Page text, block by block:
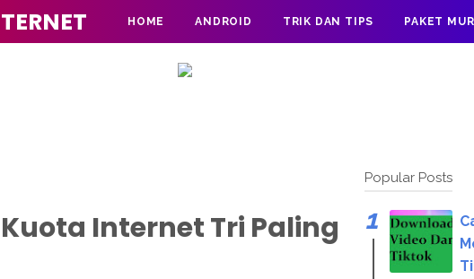
HOME ANDROID TRIK DAN TIPS PAKET
Internet Tri Paling
Popular Posts